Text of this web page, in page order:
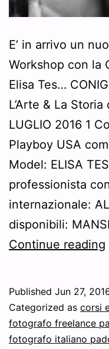
E’ in arrivo un
Workshop con la
Elisa Tes…
L’Arte & La
LUGLIO 2016 1
Playboy USA
Model: ELISA
professionista
internazionale:
disponibili:
Continue reading
Published Jun 27,
Categorized as corsi
fotografo freelance
fotografo italiano